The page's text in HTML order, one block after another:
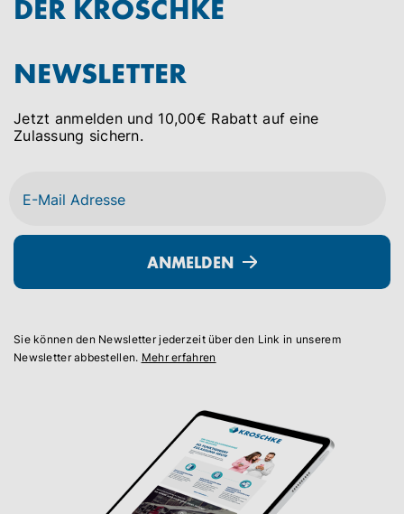
DER KROSCHKE
NEWSLETTER
Jetzt anmelden und 10,00€ Rabatt auf eine
Zulassung sichern.
ANMELDEN
Sie können den Newsletter jederzeit über den Link in unserem
Newsletter abbestellen. Mehr erfahren